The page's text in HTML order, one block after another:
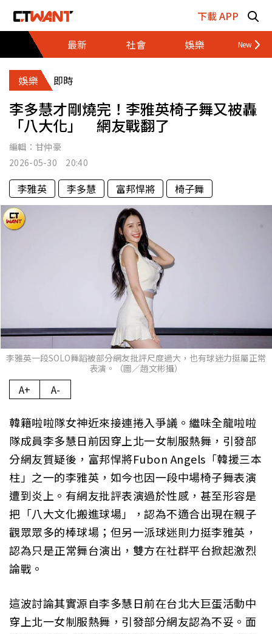
下載 APP
最新
社會 娛樂 財經
娛樂 即時
李多慧才剛燒完！李雅英椅子舞又被轟
「八大化」 網友戰翻了
編輯： 甘仲豪
2026-05-30 20:40
李雅英 李多慧 富邦悍將 椅子舞
李雅英一段SOLO舞蹈被部分網友批評尺度過大，也有球迷力挺屬正常
表演。（圖／趙文彬攝）
A+ A-
韓籍啦啦隊女神近來接連捲入爭議。繼味全龍啦啦
隊成員李多慧日前因穿上北一女制服熱舞，引發部
分網友質疑後，富邦悍將Fubon Angels「韓援三本
柱」之一的李雅英，如今也因一段中場椅子舞表演
遭到炎上。有網友批評表演過於性感，甚至形容是
把「八大文化搬進球場」，認為不適合出現在親子
觀眾眾多的棒球場；但另一派球迷則力挺李雅英，
認為只是正常舞台演出，雙方在社群平台掀起激烈
論戰。
這波討論其實源自李多慧日前在台北大巨蛋活動中
穿上北一女制服熱舞，引發部分網友認為不妥。面